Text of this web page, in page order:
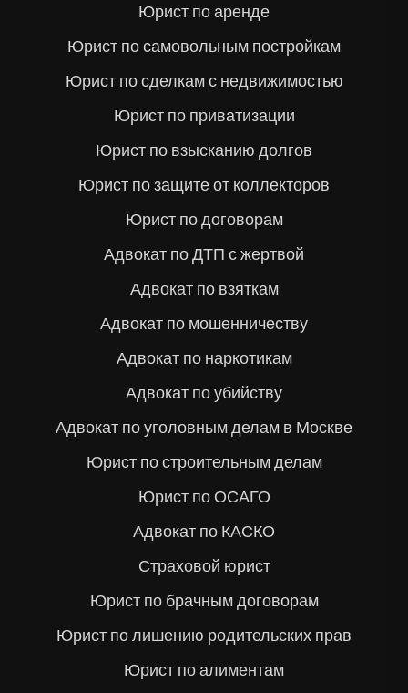
Юрист по аренде
Юрист по самовольным постройкам
Юрист по сделкам с недвижимостью
Юрист по приватизации
Юрист по взысканию долгов
Юрист по защите от коллекторов
Юрист по договорам
Адвокат по ДТП с жертвой
Адвокат по взяткам
Адвокат по мошенничеству
Адвокат по наркотикам
Адвокат по убийству
Адвокат по уголовным делам в Москве
Юрист по строительным делам
Юрист по ОСАГО
Адвокат по КАСКО
Страховой юрист
Юрист по брачным договорам
Юрист по лишению родительских прав
Юрист по алиментам